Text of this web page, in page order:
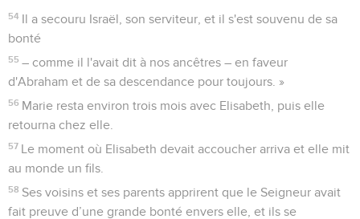
54 Il a secouru Israël, son serviteur, et il s'est souvenu de sa
bonté
55 – comme il l'avait dit à nos ancêtres – en faveur
d'Abraham et de sa descendance pour toujours. »
56 Marie resta environ trois mois avec Elisabeth, puis elle
retourna chez elle.
57 Le moment où Elisabeth devait accoucher arriva et elle mit
au monde un fils.
58 Ses voisins et ses parents apprirent que le Seigneur avait
fait preuve d’une grande bonté envers elle, et ils se